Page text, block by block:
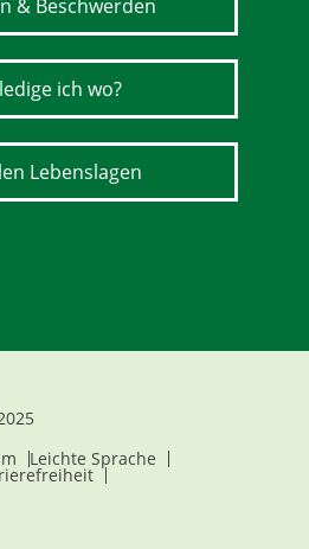
& Beschwerden
ich wo?
Lebenslagen
Leichte Sprache